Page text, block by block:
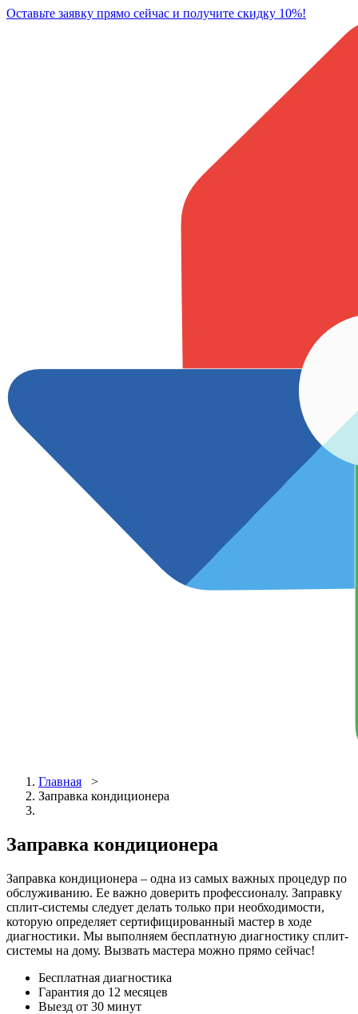
Оставьте заявку прямо сейчас и получите скидку 10%!
Главная >
Заправка кондиционера
Заправка кондиционера
Заправка кондиционера – одна из самых важных процедур по
обслуживанию. Ее важно доверить профессионалу. Заправку
сплит-системы следует делать только при необходимости,
которую определяет сертифицированный мастер в ходе
диагностики. Мы выполняем бесплатную диагностику сплит-
системы на дому. Вызвать мастера можно прямо сейчас!
Бесплатная диагностика
Гарантия до 12 месяцев
Выезд от 30 минут